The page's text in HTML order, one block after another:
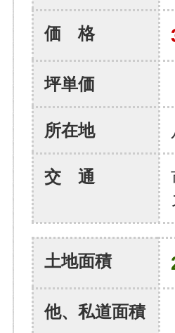
価 格
坪単価
所在地
交 通
土地面積
他、私道面積